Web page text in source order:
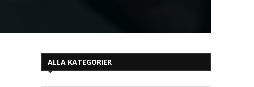
ALLA KATEGORIER